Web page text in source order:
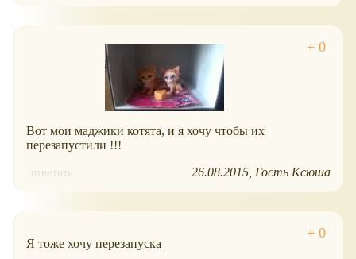
Вот мои маджики котята, и я хочу чтобы их
перезапустили !!!
ответить 26.08.2015 Гость Ксюша
Я тоже хочу перезапуска